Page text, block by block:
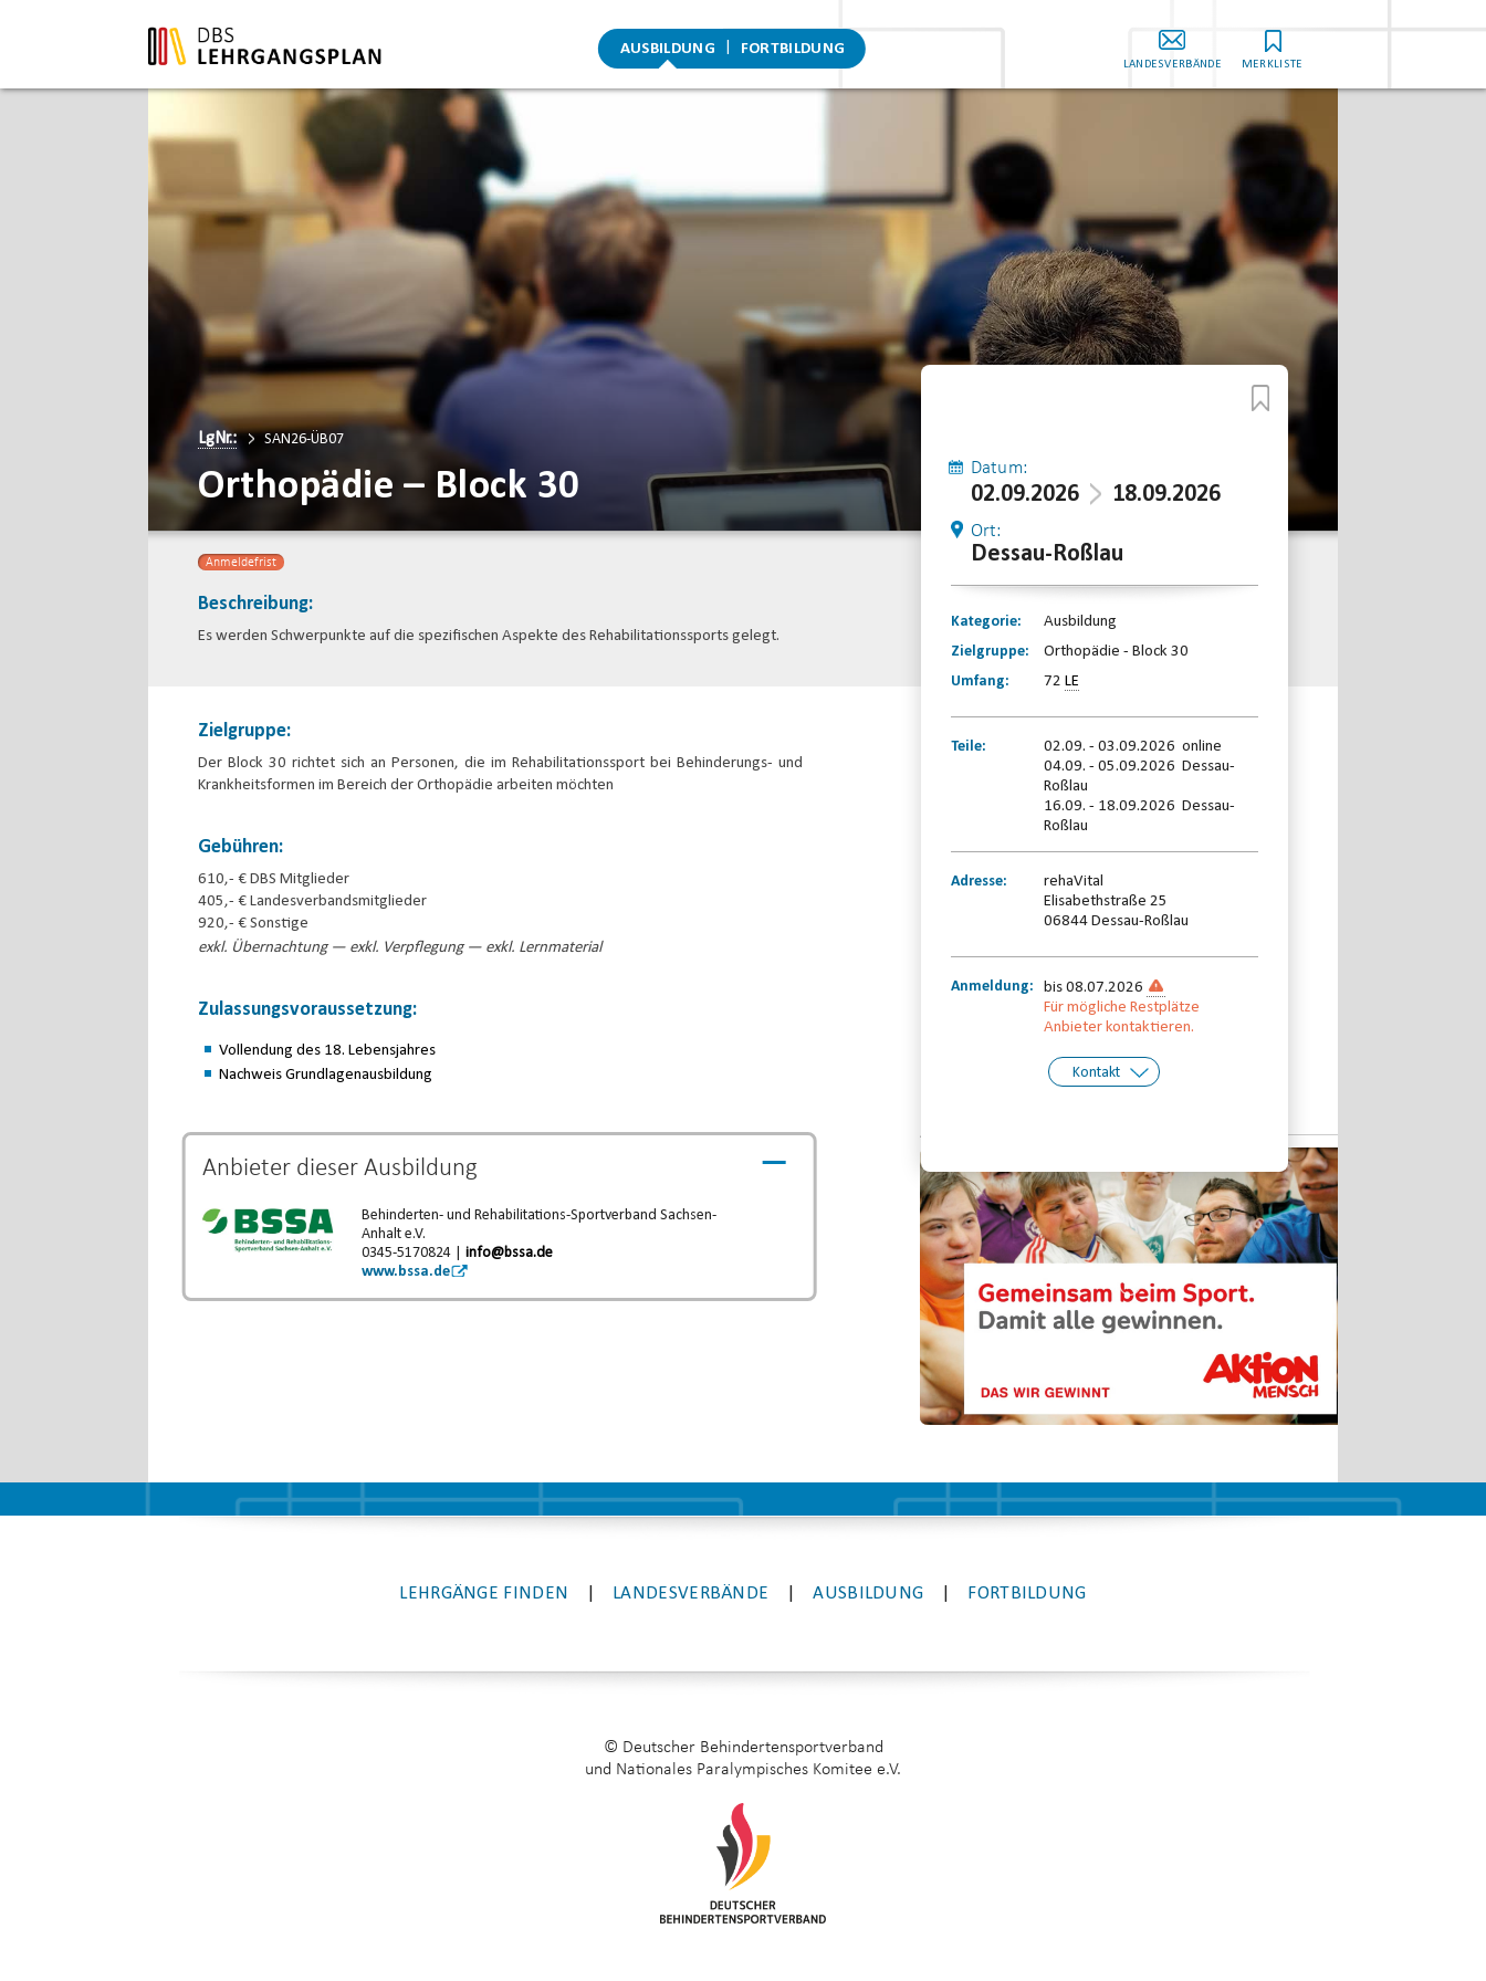
AUSBILDUNG FORTBILDUNG
LANDESVERBÄNDE MERKLISTE
LgNr.: SAN26-ÜB07
Orthopädie – Block 30 Datum:
02.09.2026 18.09.2026
Ort:
Dessau-Roßlau
Kategorie:
Ausbildung
Zielgruppe:
Orthopädie - Block 30
Umfang:
72 LE
Teile:
02.09. - 03.09.2026 online
04.09. - 05.09.2026 Dessau-
Roßlau
16.09. - 18.09.2026 Dessau-
Roßlau
Adresse:
rehaVital
Elisabethstraße 25
06844 Dessau-Roßlau
Anmeldung:
bis 08.07.2026
Für mögliche Restplätze
Anbieter kontaktieren.
Kontakt
Anmeldefrist
Beschreibung:
Es werden Schwerpunkte auf die spezifischen Aspekte des Rehabilitationssports gelegt.
Zielgruppe:
Der Block 30 richtet sich an Personen, die im Rehabilitationssport bei Behinderungs- und
Krankheitsformen im Bereich der Orthopädie arbeiten möchten
Gebühren:
610,- € DBS Mitglieder
405,- € Landesverbandsmitglieder
920,- € Sonstige
exkl. Übernachtung — exkl. Verpflegung — exkl. Lernmaterial
Zulassungsvoraussetzung:
Vollendung des 18. Lebensjahres
Nachweis Grundlagenausbildung
Anbieter dieserAusbildung
Behinderten- und Rehabilitations-Sportverband Sachsen-
Anhalt e.V.
0345-5170824 | info@bssa.de
www.bssa.de
Video-
Player
LEHRGÄNGE FINDEN LANDESVERBÄNDE AUSBILDUNG FORTBILDUNG
© Deutscher Behindertensportverband
und Nationales Paralympisches Komitee e.V.